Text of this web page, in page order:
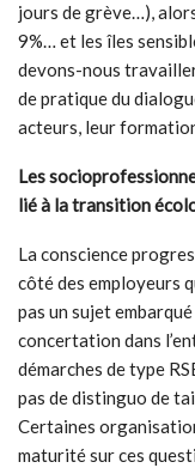
jours de grève…),
9%… et les îles
devons-nous
de pratique du
acteurs, leur
Les
lié à la transition
La conscience
côté des employeurs
pas un sujet
concertation dans
démarches de type
pas de distinguo de
Certaines
maturité sur ces